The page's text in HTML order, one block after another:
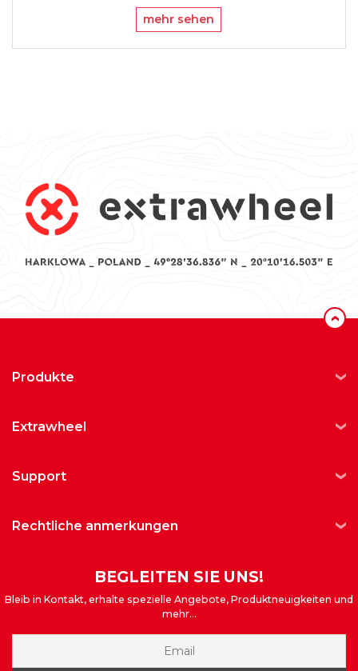
mehr sehen
‹
produkte
extrawheel
support
rechtliche anmerkungen
BEGLEITEN SIE UNS!
Bleib in Kontakt, erhalte spezielle Angebote, Produktneuigkeiten und
mehr...